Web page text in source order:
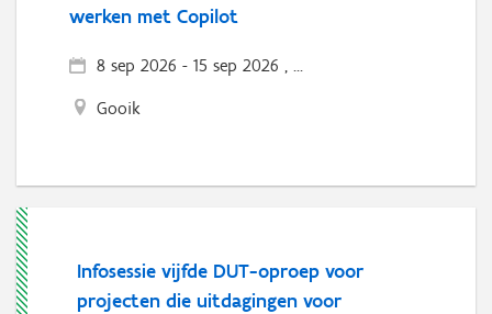
werken met Copilot
8 sep 2026 - 15 sep 2026 , ...
Gooik
Infosessie vijfde DUT-oproep voor
projecten die uitdagingen voor